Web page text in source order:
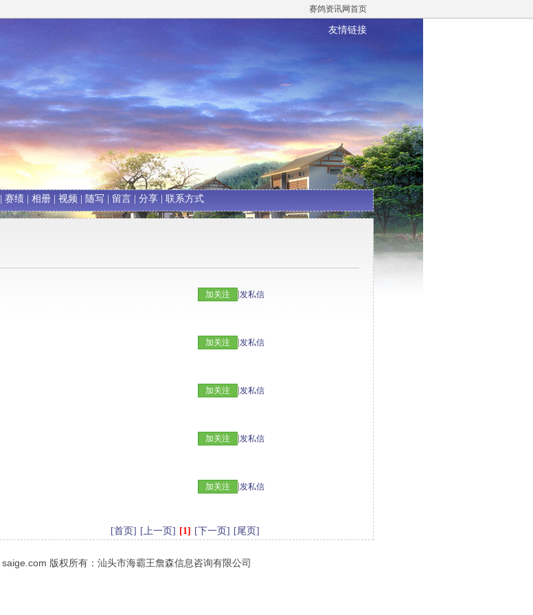
赛鸽资讯网首页
友情链接
赛绩| 相册| 视频 随写 留言| 分享| 联系方式
加关注 发私信
加关注 发私信
加关注 发私信
加关注 发私信
加关注 发私信
[首页] [上一页] [1] [下一页] [尾页]
saige.com 版权所有：汕头市海霸王詹森信息咨询有限公司